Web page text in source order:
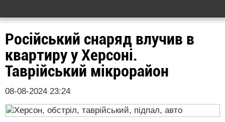
Російський снаряд влучив в
квартиру у Херсоні.
Таврійський мікрорайон
08-08-2024 23:24